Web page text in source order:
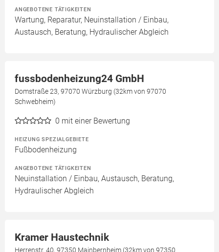
ANGEBOTENE TÄTIGKEITEN
Wartung, Reparatur, Neuinstallation / Einbau,
Austausch, Beratung, Hydraulischer Abgleich
fussbodenheizung24 GmbH
Domstraße 23, 97070 Würzburg (32km von 97070
Schwebheim)
0 mit einer Bewertung
HEIZUNG SPEZIALGEBIETE
Fußbodenheizung
ANGEBOTENE TÄTIGKEITEN
Neuinstallation / Einbau, Austausch, Beratung,
Hydraulischer Abgleich
Kramer Haustechnik
Herrenstr. 40, 97350 Mainbernheim (32km von 97350